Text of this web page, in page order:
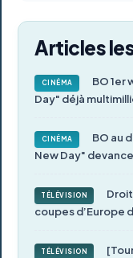
Articles
CINÉMA
BO 1er
Day" déjà
CINÉMA
BO au
New Day"
TÉLÉVISION
coupes d’Europe
TÉLÉVISION